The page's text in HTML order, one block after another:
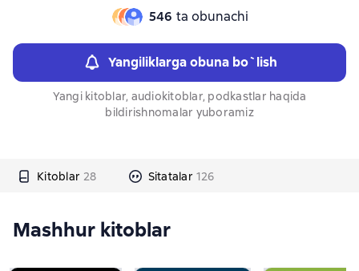
546 ta obunachi
Yangiliklarga obuna bo`lish
Yangi kitoblar, audiokitoblar, podkastlar haqida
bildirishnomalar yuboramiz
Kitoblar 28 Sitatalar 126
Mashhur kitoblar